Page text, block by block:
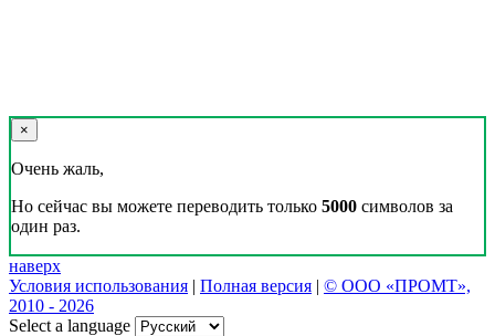
×
Очень жаль,
Но сейчас вы можете переводить только 5000 символов за
один раз.
наверх
Условия использования | Полная версия | © ООО «ПРОМТ»,
2010 - 2026
Select a language